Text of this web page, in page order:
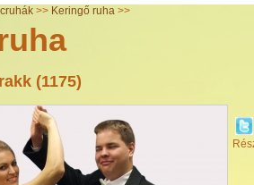
>> Keringő ruha >>
(1175)